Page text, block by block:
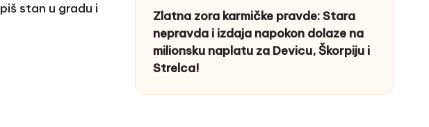
stan u gradu i
Zlatna zora karmičke pravde: Stara
nepravda i izdaja napokon dolaze na
milionsku naplatu za Devicu, Škorpiju i
Strelca!